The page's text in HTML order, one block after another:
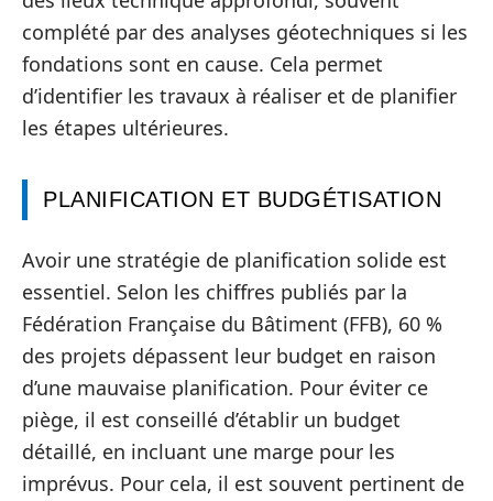
complété par des analyses géotechniques si les
fondations sont en cause. Cela permet
d’identifier les travaux à réaliser et de planifier
les étapes ultérieures.
PLANIFICATION ET BUDGÉTISATION
Avoir une stratégie de planification solide est
essentiel. Selon les chiffres publiés par la
Fédération Française du Bâtiment (FFB), 60 %
des projets dépassent leur budget en raison
d’une mauvaise planification. Pour éviter ce
piège, il est conseillé d’établir un budget
détaillé, en incluant une marge pour les
imprévus. Pour cela, il est souvent pertinent de